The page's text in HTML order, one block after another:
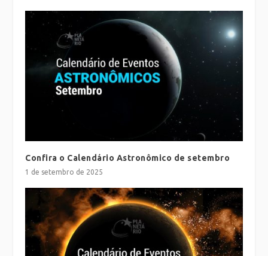
Confira o Calendário Astronômico de setembro
1 de setembro de 2025